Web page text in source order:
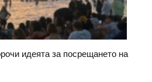
идеята за посрещането на